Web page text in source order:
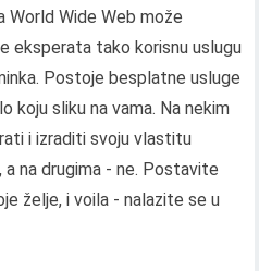
World Wide Web može
eksperata tako korisnu uslugu
Postoje besplatne usluge
koju sliku na vama. Na nekim
i izraditi svoju vlastitu
na drugima - ne. Postavite
želje, i voila - nalazite se u